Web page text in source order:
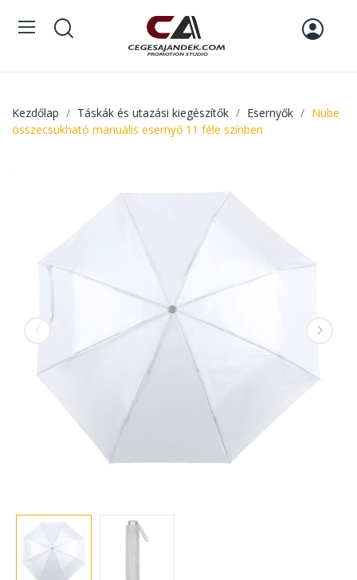
Kezdőlap Táskák és utazási kiegészítők Esernyők
Nube
összecsukható manuális esernyő 11 féle színben